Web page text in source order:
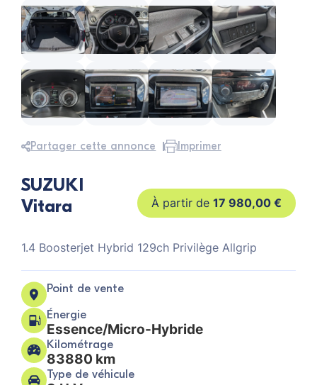
Partager cette annonce Imprimer
SUZUKI
Vitara
17 980,00 €
1.4 Boosterjet Hybrid 129ch Privilège Allgrip
Point de vente
Énergie
Essence/Micro-Hybride
Kilométrage
83880 km
Type de véhicule